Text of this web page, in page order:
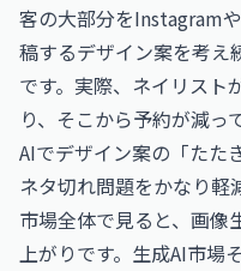
客の大部分をInstagram
稿するデザイン案を考え
です。実際、ネイリスト
り、そこから予約が減っ
AIでデザイン案の「たた
ネタ切れ問題をかなり軽
市場全体で見ると、画像
上がりです。生成AI市場